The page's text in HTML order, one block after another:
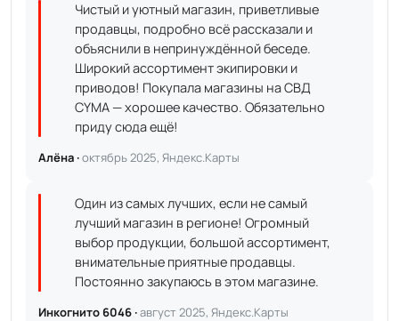
Чистый и уютный магазин, приветливые
продавцы, подробно всё рассказали и
объяснили в непринуждённой беседе.
Широкий ассортимент экипировки и
приводов! Покупала магазины на СВД
CYMA — хорошее качество. Обязательно
приду сюда ещё!
Алёна ·октябрь 2025, Яндекс.Карты
Один из самых лучших, если не самый
лучший магазин в регионе! Огромный
выбор продукции, большой ассортимент,
внимательные приятные продавцы.
Постоянно закупаюсь в этом магазине.
Инкогнито 6046 ·август 2025, Яндекс.Карты